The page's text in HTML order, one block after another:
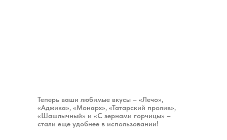
Теперь ваши любимые вкусы – «Лечо»,
«Аджика», «Монарх», «Татарский пролив»,
«Шашлычный» и «С зернами горчицы» –
стали еще удобнее в использовании!